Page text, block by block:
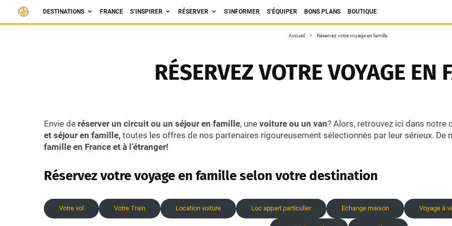
DESTINATIONS FRANCE S’INSPIRER RÉSERVER S’INFORMER S’ÉQUIPER BONS PLANS BOUTIQUE
Accueil Réservez votre voyage en famille
RÉSERVEZ VOTRE VOYAGE EN
Envie de réserver un circuit ou un séjour en famille, une voiture ou un van? Alors, retrouvez ici dans notre
et séjour en famille, toutes les offres de nos partenaires rigoureusement sélectionnés par leur sérieux. De
famille en France et à l’étranger!
Réservez votre voyage en famille selon votre destination
Votre vol Votre Train Location voiture Loc appart particulier Echange maison Voyage à